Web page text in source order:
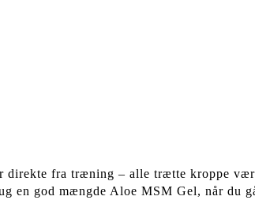
direkte fra træning – alle trætte kroppe
god mængde Aloe MSM Gel, når du